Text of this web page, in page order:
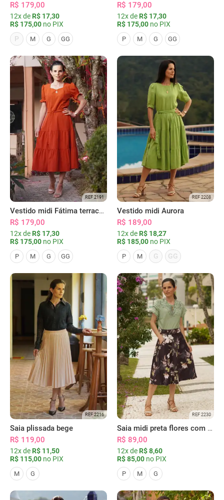
R$ 179,00
12x de R$ 17,30
R$ 175,00 no PIX
P
M G GG
R$ 179,00
12x de R$ 17,30
R$ 175,00 no PIX
P M G GG
REF 2191
Vestido midi Fátima terracota
R$ 179,00
12x de R$ 17,30
R$ 175,00 no PIX
P M G GG
REF 2208
Vestido midi Aurora
R$ 189,00
12x de R$ 18,27
R$ 185,00 no PIX
P M G GG
REF 2216
Saia plissada bege
R$ 119,00
12x de R$ 11,50
R$ 115,00 no PIX
M G
REF 2230
Saia midi preta flores com bolsos
R$ 89,00
12x de R$ 8,60
R$ 85,00 no PIX
P M G